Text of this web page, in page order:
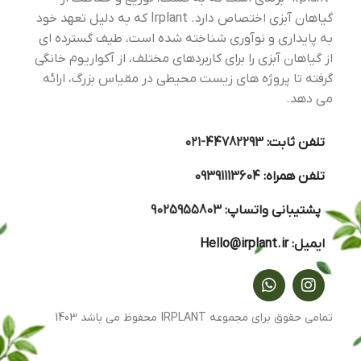
گیاهان آبزی اختصاص دارد. Irplant که به دلیل تعهد خود
به پایداری و نوآوری شناخته شده است، طیف گسترده ای
از گیاهان آبزی را برای کاربردهای مختلف، از آکواریوم خانگی
گرفته تا پروژه های زیست محیطی در مقیاس بزرگ، ارائه
می دهد.
تلفن ثابت:44782293-۰۲۱
تلفن همراه:09391113604
پشتیبانی واتساپ:9025955803
ایمیل:Hello@irplant.ir
تمامی حقوق برای مجموعه IRPLANT محفوظ می باشد 1403